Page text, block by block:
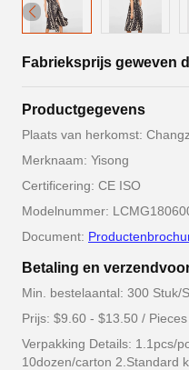
Fabrieksprijs geweven
Productgegevens
Plaats van herkomst:
Merknaam: Yisong
Certificering: CE ISO
Modelnummer:
Document:
Betaling en
Min. bestelaantal: 300 Stuk/
Prijs: $9.60 - $13.50 / Pieces
Verpakking Details: 1.1pcs/
10dozen/carton 2.Standard